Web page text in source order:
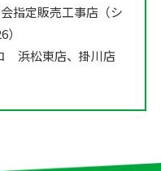
指定販売工事店（シ
浜松東店、掛川店